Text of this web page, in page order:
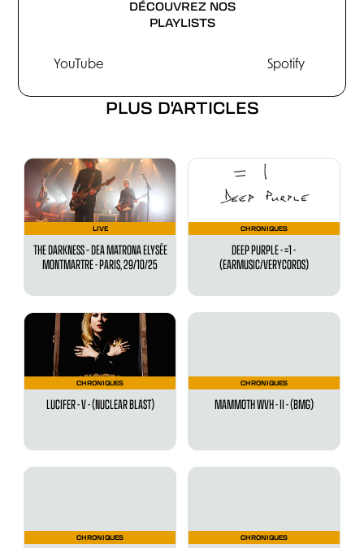
DÉCOUVREZ NOS
PLAYLISTS
YouTube Spotify
PLUS D'ARTICLES
LIVE
THE DARKNESS – DEA MATRONA ELYSÉE
MONTMARTRE - PARIS, 29/10/25
CHRONIQUES
DEEP PURPLE - =1 -
(EARMUSIC/VERYCORDS)
CHRONIQUES
LUCIFER - V - (NUCLEAR BLAST)
CHRONIQUES
MAMMOTH WVH - II - (BMG)
CHRONIQUES CHRONIQUES